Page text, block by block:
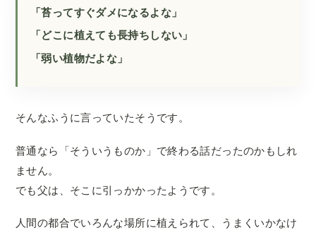
「苔ってすぐダメになるよな」
「どこに植えても長持ちしない」
「弱い植物だよな」
そんなふうに言っていたそうです。
普通なら「そういうものか」で終わる話だったのかもしれ
ません。
でも父は、そこに引っかかったようです。
人間の都合でいろんな場所に植えられて、うまくいかなけ